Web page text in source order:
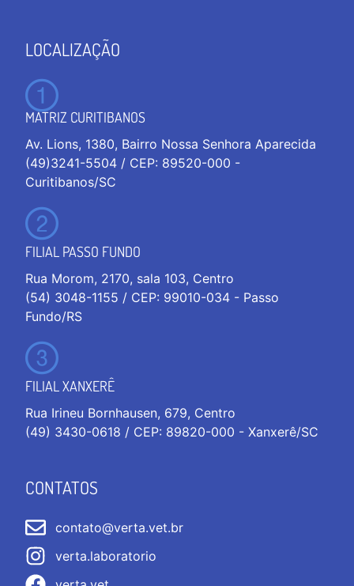
LOCALIZAÇÃO
MATRIZ CURITIBANOS
Av. Lions, 1380, Bairro Nossa Senhora Aparecida
(49)3241-5504 / CEP: 89520-000 -
Curitibanos/SC
FILIAL PASSO FUNDO
Rua Morom, 2170, sala 103, Centro
(54) 3048-1155 / CEP: 99010-034 - Passo
Fundo/RS
FILIAL XANXERÊ
Rua Irineu Bornhausen, 679, Centro
(49) 3430-0618 / CEP: 89820-000 - Xanxerê/SC
CONTATOS
contato@verta.vet.br
verta.laboratorio